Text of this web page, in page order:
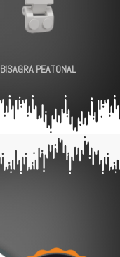
BISAGRA PEATONAL